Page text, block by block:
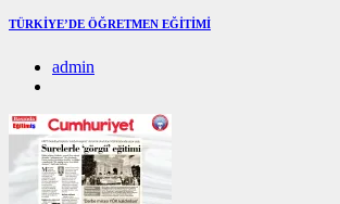
TÜRKİYE’DE ÖĞRETMEN EĞİTİMİ
admin